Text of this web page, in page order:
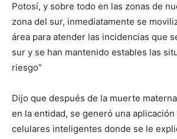
Potosí, y sobre todo en las zonas de
zona del sur, inmediatamente se
área para atender las incidencias que
sur y se han mantenido estables las
riesgo”
Dijo que después de la muerte
en la entidad, se generó una
celulares inteligentes donde se le